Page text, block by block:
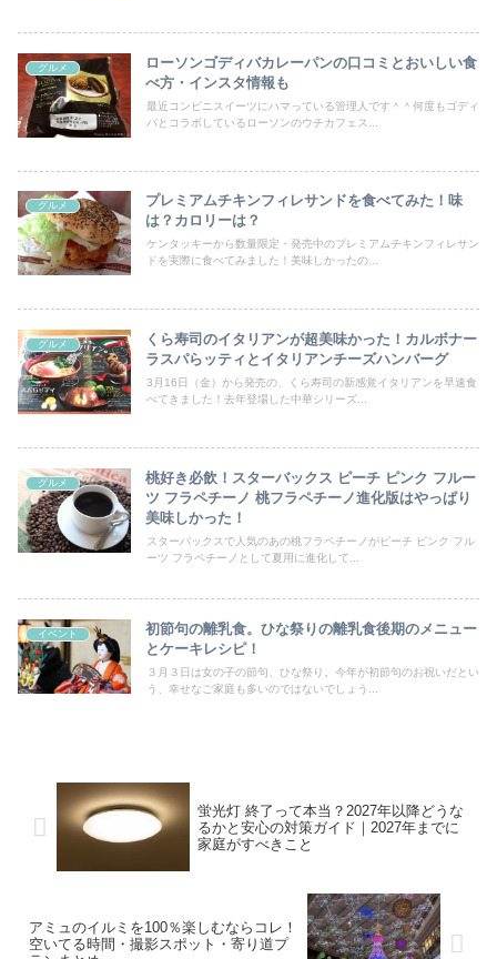
グルメ
ローソンゴディバカレーパンの口コミとおいしい食
べ方・インスタ情報も
最近コンビニスイーツにハマっている管理人です＾＾何度もゴディ
バとコラボしているローソンのウチカフェス...
グルメ
プレミアムチキンフィレサンドを食べてみた！味
は？カロリーは？
ケンタッキーから数量限定・発売中のプレミアムチキンフィレサン
ドを実際に食べてみました！美味しかったの...
グルメ
くら寿司のイタリアンが超美味かった！カルボナー
ラスパらッティとイタリアンチーズハンバーグ
3月16日（金）から発売の、くら寿司の新感覚イタリアンを早速食
べてきました！去年登場した中華シリーズ...
グルメ
桃好き必飲！スターバックス ピーチ ピンク フルー
ツ フラペチーノ 桃フラペチーノ進化版はやっぱり
美味しかった！
スターバックスで人気のあの桃フラペチーノがピーチ ピンク フル
ーツ フラペチーノとして夏用に進化して...
イベント
初節句の離乳食。ひな祭りの離乳食後期のメニュー
とケーキレシピ！
３月３日は女の子の節句、ひな祭り。今年が初節句のお祝いだとい
う、幸せなご家庭も多いのではないでしょう...
蛍光灯 終了って本当？2027年以降どうな
るかと安心の対策ガイド｜2027年までに
家庭がすべきこと
アミュのイルミを100％楽しむならコレ！
空いてる時間・撮影スポット・寄り道プ